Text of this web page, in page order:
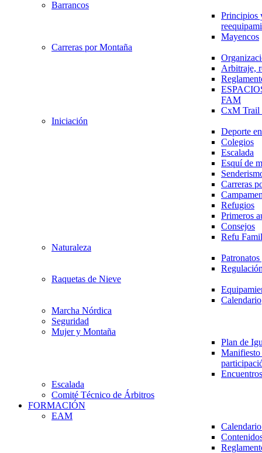
Barrancos
Principios
Mayencos
Carreras por Montaña
Arbitraje,
FAM
CxM
Iniciación
Deporte
Colegios
Escalada
Esquí de
Carreras
Refugios
Primeros
Consejos
Refu
Naturaleza
Raquetas de Nieve
Calendario
Marcha Nórdica
Seguridad
Mujer y Montaña
Plan de
Escalada
Comité Técnico de Árbitros
FORMACIÓN
EAM